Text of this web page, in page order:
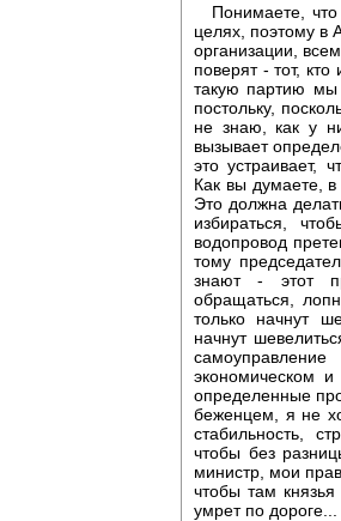
Понимаете,
целях, поэтому в
организации,
поверят - тот,
такую партию мы
постольку,
не знаю, как у
вызывает
это устраивает,
Как вы думаете,
Это должна
избираться,
водопровод
тому
знают - этот
обращаться,
только начнут
начнут
экономическом
определенные
беженцем, я не
стабильность,
чтобы без
министр, мои
чтобы там
умрет по